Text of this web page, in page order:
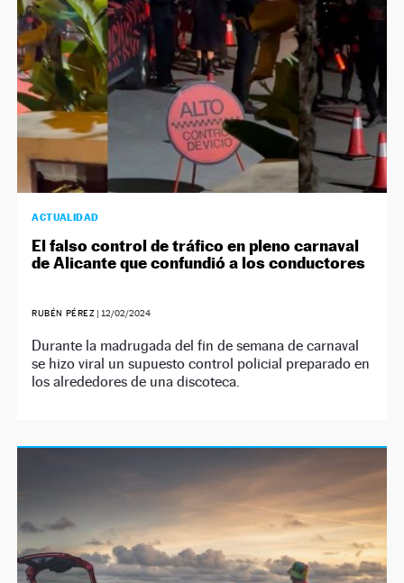
ACTUALIDAD
El falso control de tráfico en pleno carnaval
de Alicante que confundió a los conductores
RUBÉN PÉREZ | 12/02/2024
Durante la madrugada del fin de semana de carnaval
se hizo viral un supuesto control policial preparado en
los alrededores de una discoteca.